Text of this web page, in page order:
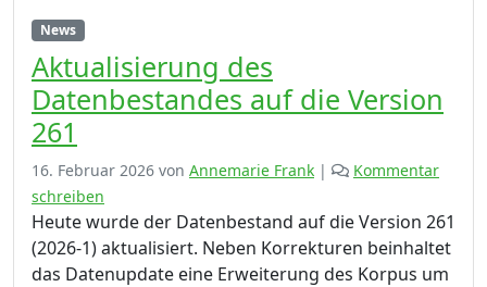
News
Aktualisierung des
Datenbestandes auf die Version
261
16. Februar 2026 von Annemarie Frank |
Kommentar
schreiben
Heute wurde der Datenbestand auf die Version 261
(2026-1) aktualisiert. Neben Korrekturen beinhaltet
das Datenupdate eine Erweiterung des Korpus um